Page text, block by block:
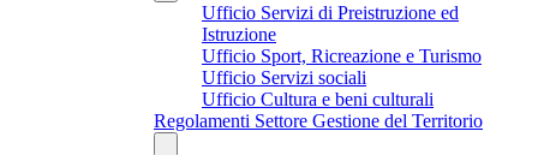
Ufficio Servizi di Preistruzione ed
Istruzione
Ufficio Sport, Ricreazione e Turismo
Ufficio Servizi sociali
Ufficio Cultura e beni culturali
Regolamenti Settore Gestione del Territorio